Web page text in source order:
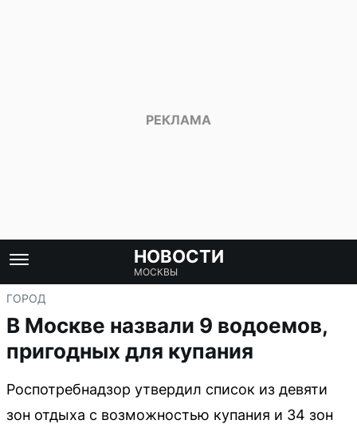
НОВОСТИ
МОСКВЫ
ГОРОД
В Москве назвали 9 водоемов,
пригодных для купания
Роспотребнадзор утвердил список из девяти
зон отдыха с возможностью купания и 34 зон